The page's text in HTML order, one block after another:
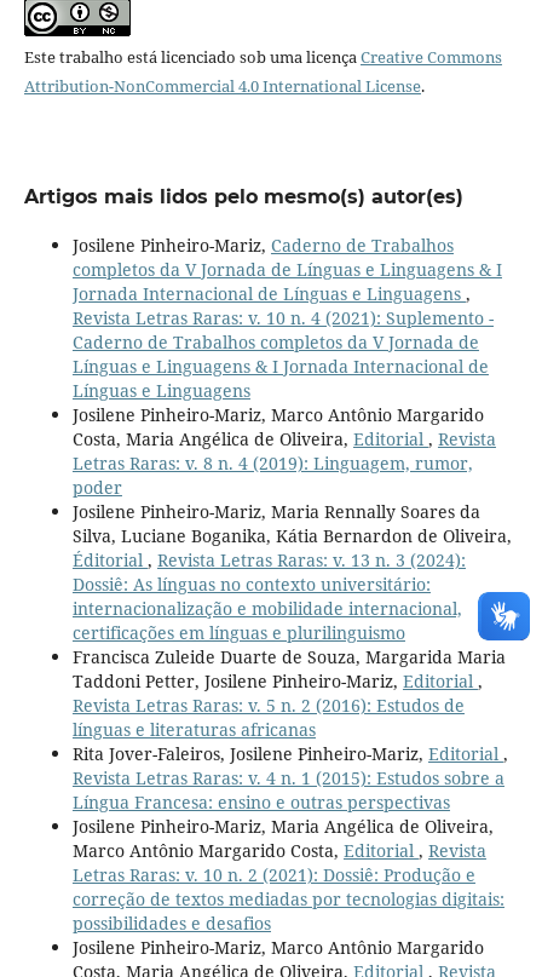
Este trabalho está licenciado sob uma licençaCreative Commons
Attribution-NonCommercial 4.0 International License.
Artigos mais lidos pelo mesmo(s) autor(es)
Josilene Pinheiro-Mariz, Caderno de Trabalhos
completos da V Jornada de Línguas e Linguagens & I
Jornada Internacional de Línguas e Linguagens ,
Revista Letras Raras: v. 10 n. 4 (2021): Suplemento -
Caderno de Trabalhos completos da V Jornada de
Línguas e Linguagens & I Jornada Internacional de
Línguas e Linguagens
Josilene Pinheiro-Mariz, Marco Antônio Margarido
Costa, Maria Angélica de Oliveira, Editorial , Revista
Letras Raras: v. 8 n. 4 (2019): Linguagem, rumor,
poder
Josilene Pinheiro-Mariz, Maria Rennally Soares da
Silva, Luciane Boganika, Kátia Bernardon de Oliveira,
Éditorial , Revista Letras Raras: v. 13 n. 3 (2024):
Dossiê: As línguas no contexto universitário:
internacionalização e mobilidade internacional,
certificações em línguas e plurilinguismo
Francisca Zuleide Duarte de Souza, Margarida Maria
Taddoni Petter, Josilene Pinheiro-Mariz, Editorial ,
Revista Letras Raras: v. 5 n. 2 (2016): Estudos de
línguas e literaturas africanas
Rita Jover-Faleiros, Josilene Pinheiro-Mariz, Editorial ,
Revista Letras Raras: v. 4 n. 1 (2015): Estudos sobre a
Língua Francesa: ensino e outras perspectivas
Josilene Pinheiro-Mariz, Maria Angélica de Oliveira,
Marco Antônio Margarido Costa, Editorial , Revista
Letras Raras: v. 10 n. 2 (2021): Dossiê: Produção e
correção de textos mediadas por tecnologias digitais:
possibilidades e desafios
Josilene Pinheiro-Mariz, Marco Antônio Margarido
Costa, Maria Angélica de Oliveira, Editorial , Revista